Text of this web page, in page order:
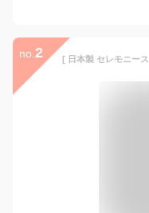
no. 2